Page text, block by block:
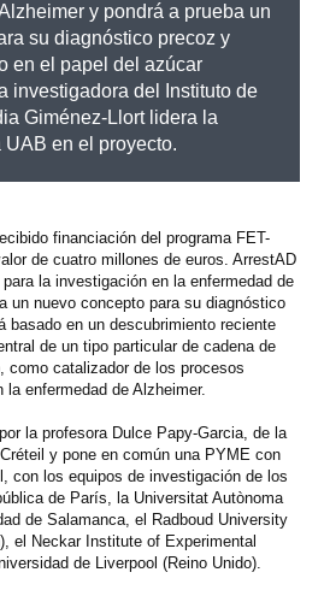
y pondrá a prueba un
su diagnóstico precoz y
en el papel del azúcar
investigadora del Instituto de
Giménez-Llort lidera la
en el proyecto.
financiación del programa FET-
de cuatro millones de euros. ArrestAD
la investigación en la enfermedad de
un nuevo concepto para su diagnóstico
basado en un descubrimiento reciente
de un tipo particular de cadena de
como catalizador de los procesos
enfermedad de Alzheimer.
la profesora Dulce Papy-Garcia, de la
y pone en común una PYME con
con los equipos de investigación de los
de París, la Universitat Autònoma
de Salamanca, el Radboud University
el Neckar Institute of Experimental
de Liverpool (Reino Unido).